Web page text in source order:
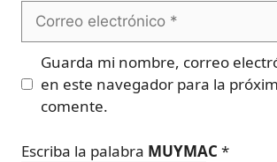
Correo
Guarda mi nombre, correo
en este navegador para la
comente.
Escriba la palabra MUYMAC *